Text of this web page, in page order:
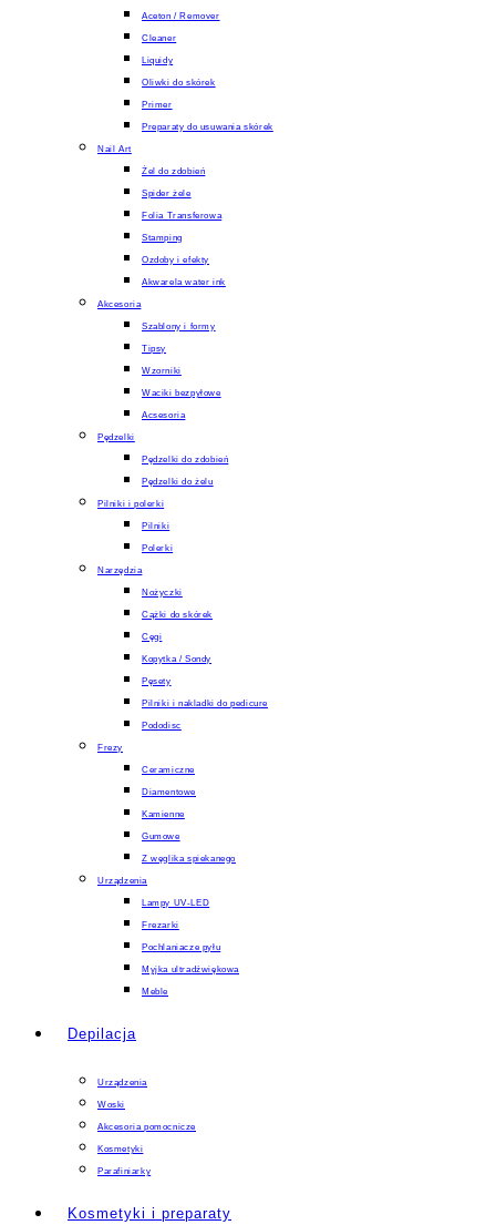
Aceton / Remover
Cleaner
Liquidy
Oliwki do skórek
Primer
Preparaty do usuwania skórek
Nail Art
Żel do zdobień
Spider żele
Folia Transferowa
Stamping
Ozdoby i efekty
Akwarela water ink
Akcesoria
Szablony i formy
Tipsy
Wzorniki
Waciki bezpyłowe
Acsesoria
Pędzelki
Pędzelki do zdobień
Pędzelki do żelu
Pilniki i polerki
Pilniki
Polerki
Narzędzia
Nożyczki
Cążki do skórek
Cęgi
Kopytka / Sondy
Pęsety
Pilniki i nakladki do pedicure
Pododisc
Frezy
Ceramiczne
Diamentowe
Kamienne
Gumowe
Z węglika spiekanego
Urządzenia
Lampy UV-LED
Frezarki
Pochlaniacze pyłu
Myjka ultradźwiękowa
Meble
Depilacja
Urządzenia
Woski
Akcesoria pomocnicze
Kosmetyki
Parafiniarky
Kosmetyki i preparaty